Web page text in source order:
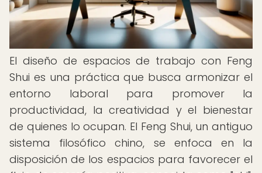
El diseño de espacios de trabajo con Feng
Shui es una práctica que busca armonizar el
entorno laboral para promover la
productividad, la creatividad y el bienestar
de quienes lo ocupan. El Feng Shui, un antiguo
sistema filosófico chino, se enfoca en la
disposición de los espacios para favorecer el